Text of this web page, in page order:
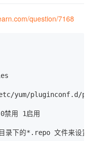
question/7168
pluginconf.d/
用 1启用
的*.repo 文件来设置优